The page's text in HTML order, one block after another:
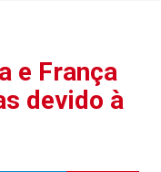
e França
devido à